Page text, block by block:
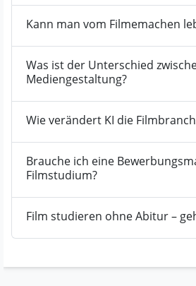
Kann man vom Filmemachen
Was ist der Unterschied
Mediengestaltung?
Wie verändert KI die
Brauche ich eine
Filmstudium?
Film studieren ohne Abitur –